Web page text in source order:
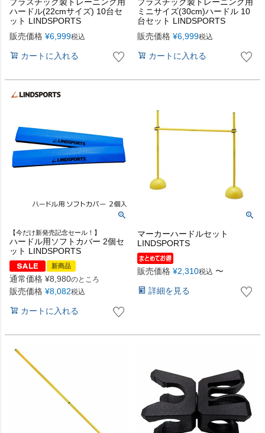
ハードル(22cmサイズ) 10台セ
ット LINDSPORTS
販売価格 ¥6,999税込
カートに入れる
ミニサイズ(30cm)ハードル 10
台セット LINDSPORTS
販売価格 ¥6,999税込
カートに入れる
【今だけ新発売記念セール！】
ハードル用ソフトカバー 2個セ
ット LINDSPORTS
新商品
通常価格 ¥8,980のところ
販売価格 ¥8,082税込
カートに入れる
マーカーハードルセット
LINDSPORTS
販売価格 ¥2,310税込 〜
詳細を見る